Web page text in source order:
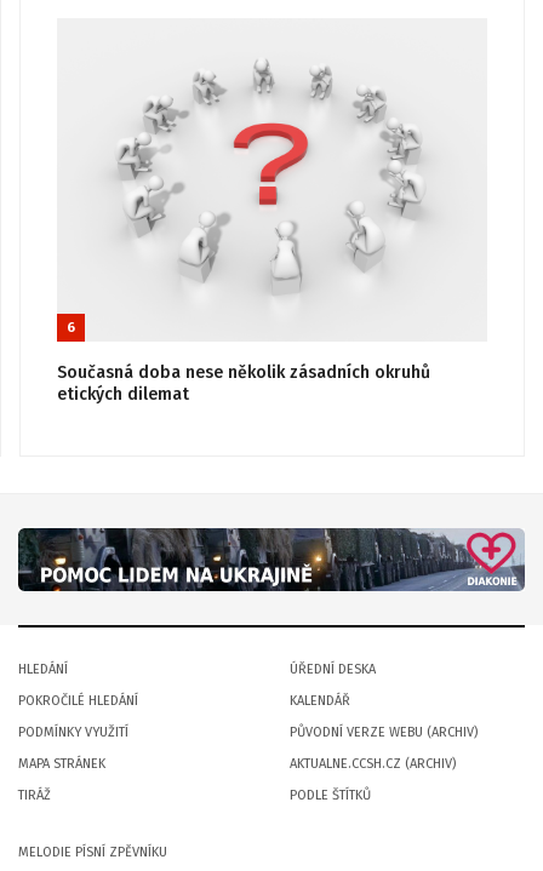
6
Současná doba nese několik zásadních okruhů
etických dilemat
HLEDÁNÍ
POKROČILÉ HLEDÁNÍ
PODMÍNKY VYUŽITÍ
MAPA STRÁNEK
TIRÁŽ
ÚŘEDNÍ DESKA
KALENDÁŘ
PŮVODNÍ VERZE WEBU (ARCHIV)
AKTUALNE.CCSH.CZ (ARCHIV)
PODLE ŠTÍTKŮ
MELODIE PÍSNÍ ZPĚVNÍKU